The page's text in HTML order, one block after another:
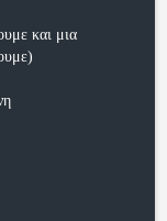
και μια